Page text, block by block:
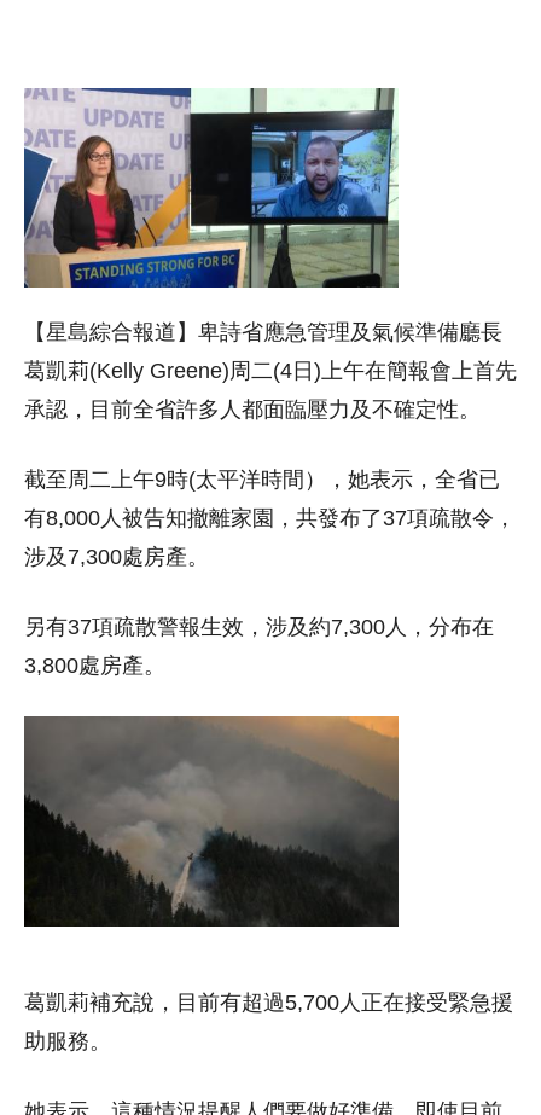
【星島綜合報道】卑詩省應急管理及氣候準備廳長
葛凱莉(Kelly Greene)周二(4日)上午在簡報會上首先
承認，目前全省許多人都面臨壓力及不確定性。
截至周二上午9時(太平洋時間），她表示，全省已
有8,000人被告知撤離家園，共發布了37項疏散令，
涉及7,300處房產。
另有37項疏散警報生效，涉及約7,300人，分布在
3,800處房產。
葛凱莉補充說，目前有超過5,700人正在接受緊急援
助服務。